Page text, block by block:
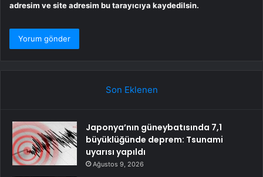
adresim ve site adresim bu tarayıcıya kaydedilsin.
Son Eklenen
Japonya’nın güneybatısında 7,1
büyüklüğünde deprem: Tsunami
uyarısı yapıldı
Ağustos 9, 2026